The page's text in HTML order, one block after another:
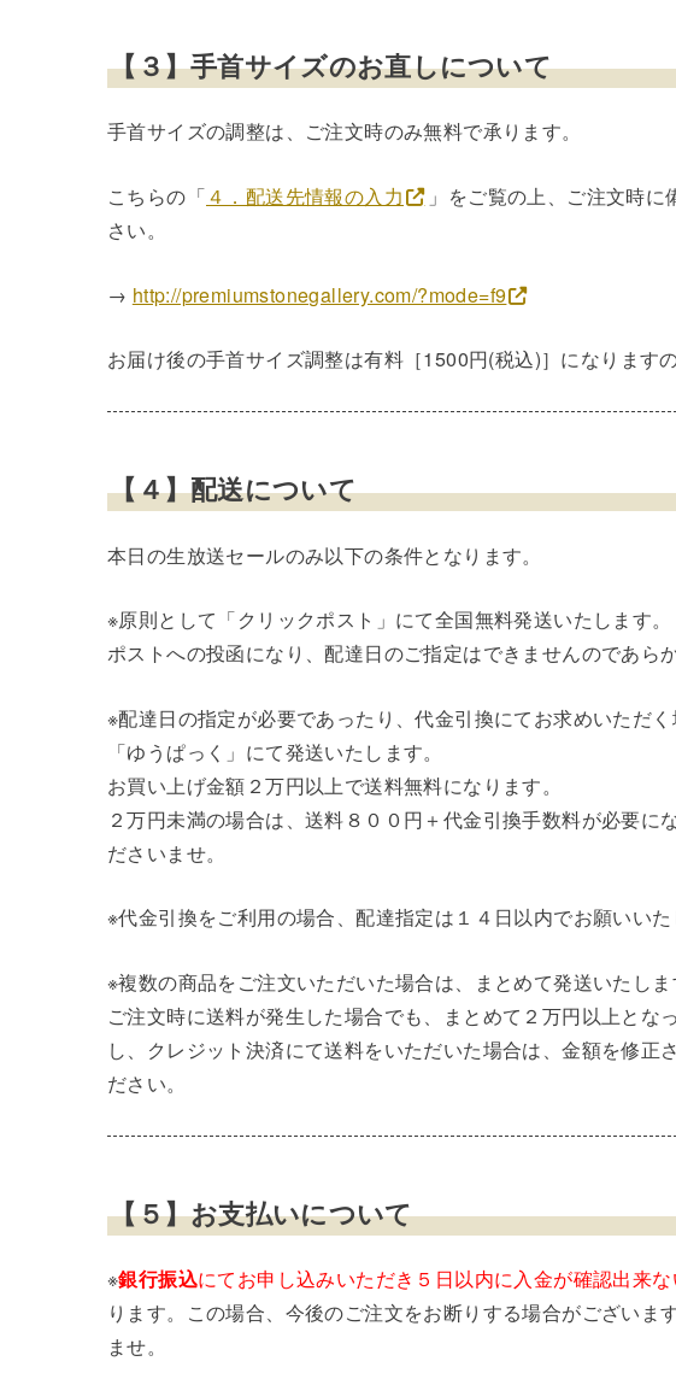
【３】手首サイズのお直しについて
手首サイズの調整は、ご注文時のみ無料で承ります。
こちらの「４．配送先情報の入力
」をご覧の上、ご注文時
さい。
→ http://premiumstonegallery.com/?mode=f9
お届け後の手首サイズ調整は有料［1500円(税込)］になります
【４】配送について
本日の生放送セールのみ以下の条件となります。
※原則として「クリックポスト」にて全国無料発送いたします。
ポストへの投函になり、配達日のご指定はできませんのであら
※配達日の指定が必要であったり、代金引換にてお求めいただく
「ゆうぱっく」にて発送いたします。
お買い上げ金額２万円以上で送料無料になります。
２万円未満の場合は、送料８００円＋代金引換手数料が必要に
ださいませ。
※代金引換をご利用の場合、配達指定は１４日以内でお願いいた
※複数の商品をご注文いただいた場合は、まとめて発送いたしま
ご注文時に送料が発生した場合でも、まとめて２万円以上とな
し、クレジット決済にて送料をいただいた場合は、金額を修正
ださい。
【５】お支払いについて
※銀行振込にてお申し込みいただき５日以内に入金が確認出来な
ります。この場合、今後のご注文をお断りする場合がございま
ませ。